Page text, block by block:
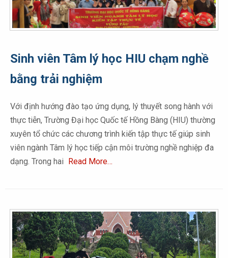
Sinh viên Tâm lý học HIU chạm nghề
bằng trải nghiệm
Với định hướng đào tạo ứng dụng, lý thuyết song hành với
thực tiễn, Trường Đại học Quốc tế Hồng Bàng (HIU) thường
xuyên tổ chức các chương trình kiến tập thực tế giúp sinh
viên ngành Tâm lý học tiếp cận môi trường nghề nghiệp đa
dạng. Trong hai Read More…